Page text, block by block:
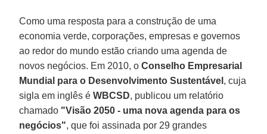
Como uma resposta para a construção de uma
economia verde, corporações, empresas e governos
ao redor do mundo estão criando uma agenda de
novos negócios. Em 2010, oConselho Empresarial
Mundial para o Desenvolvimento Sustentável , cuja
sigla em inglês éWBCSD, publicou um relatório
chamado "Visão 2050 - uma nova agenda para os
negócios", que foi assinada por 29 grandes